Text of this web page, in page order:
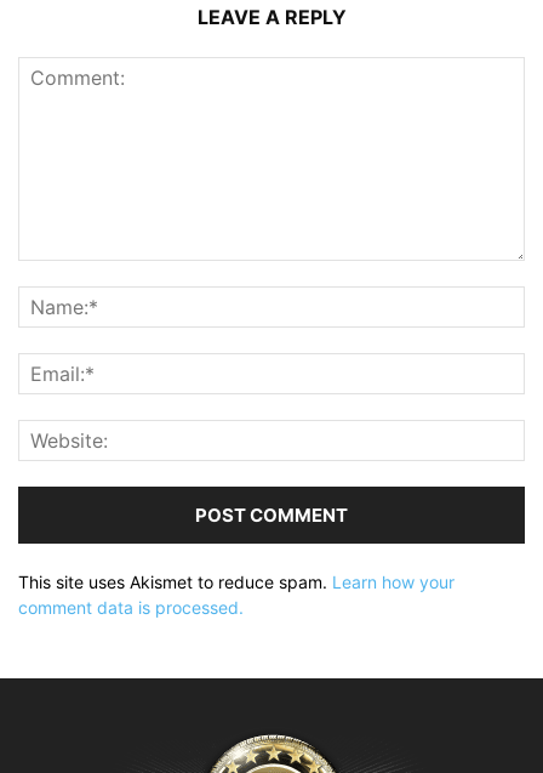
LEAVE A REPLY
This site uses Akismet to reduce spam. Learn how your
comment data is processed.